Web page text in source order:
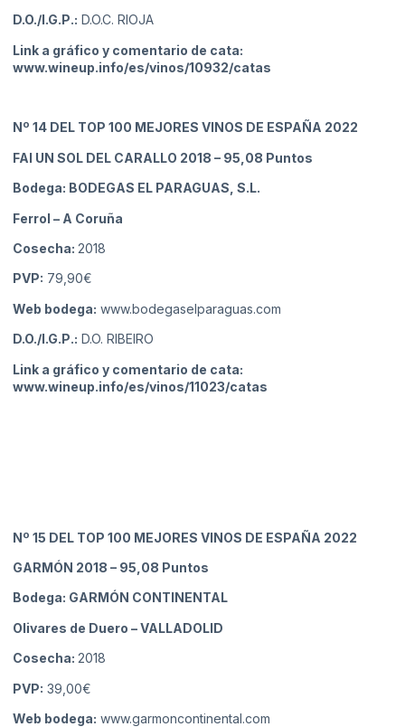
D.O./I.G.P.: D.O.C. RIOJA
Link a gráfico y comentario de cata:
www.wineup.info/es/vinos/10932/catas
Nº 14 DEL TOP 100 MEJORES VINOS DE ESPAÑA 2022
FAI UN SOL DEL CARALLO 2018 – 95,08 Puntos
Bodega: BODEGAS EL PARAGUAS, S.L.
Ferrol – A Coruña
Cosecha: 2018
PVP: 79,90€
Web bodega: www.bodegaselparaguas.com
D.O./I.G.P.: D.O. RIBEIRO
Link a gráfico y comentario de cata:
www.wineup.info/es/vinos/11023/catas
Nº 15 DEL TOP 100 MEJORES VINOS DE ESPAÑA 2022
GARMÓN 2018 – 95,08 Puntos
Bodega: GARMÓN CONTINENTAL
Olivares de Duero – VALLADOLID
Cosecha: 2018
PVP: 39,00€
Web bodega: www.garmoncontinental.com